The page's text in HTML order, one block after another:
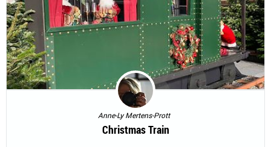
Anne-Ly Mertens-Prott
Christmas Train